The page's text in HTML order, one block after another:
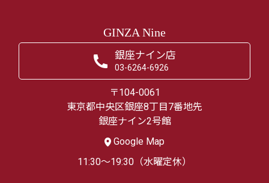
GINZA Nine
銀座ナイン店
03-6264-6926
〒104-0061
東京都中央区銀座8丁目7番地先
銀座ナイン2号館
Google Map
11:30～19:30（水曜定休）